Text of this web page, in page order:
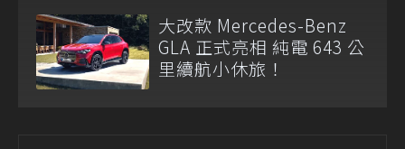
大改款 Mercedes-Benz
GLA 正式亮相 純電 643 公
里續航小休旅！